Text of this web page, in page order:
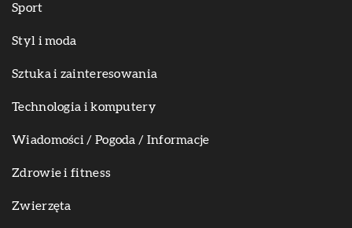
Sport
Styl i moda
Sztuka i zainteresowania
Technologia i komputery
Wiadomości / Pogoda / Informacje
Zdrowie i fitness
Zwierzęta